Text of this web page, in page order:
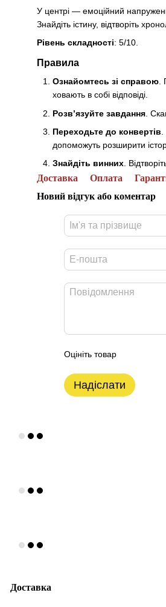
У центрі — емоційний
Знайдіть істину, відтворіть
Рівень складності: 5/10.
Правила
Ознайомтесь зі справою
ховають в собі відповіді.
Розв’язуйте завдання .
Переходьте до конвертів
допоможуть розширити
Знайдіть винних.
Доставка Оплата
Новий відгук або коментар
Оцініть товар
Надіслати
Доставка